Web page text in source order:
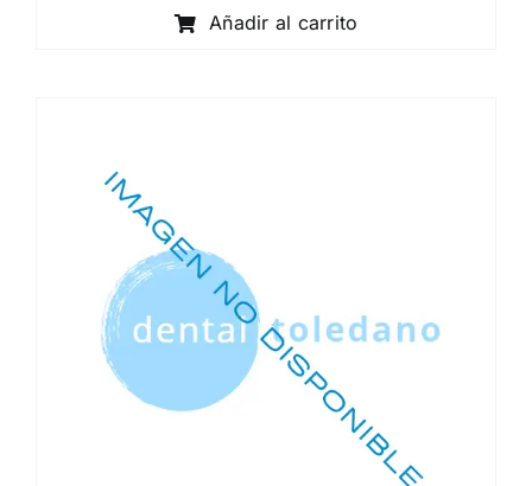
original
era:
actual
es:
Añadir al carrito